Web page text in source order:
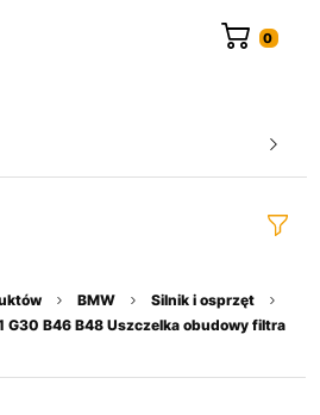
BMW
Silnik i osprzęt
G30 B46 B48 Uszczelka obudowy filtra